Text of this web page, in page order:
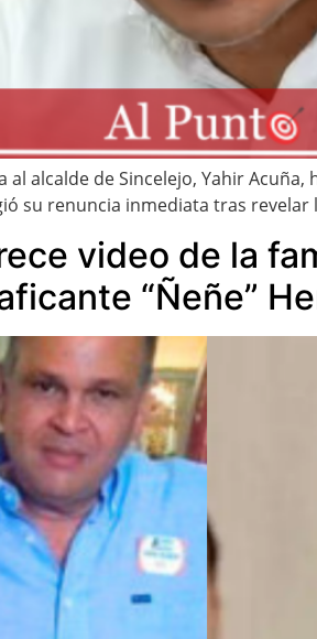
alcalde de Sincelejo, Yahir
su renuncia inmediata tras revelar
video de la
“Ñeñe”